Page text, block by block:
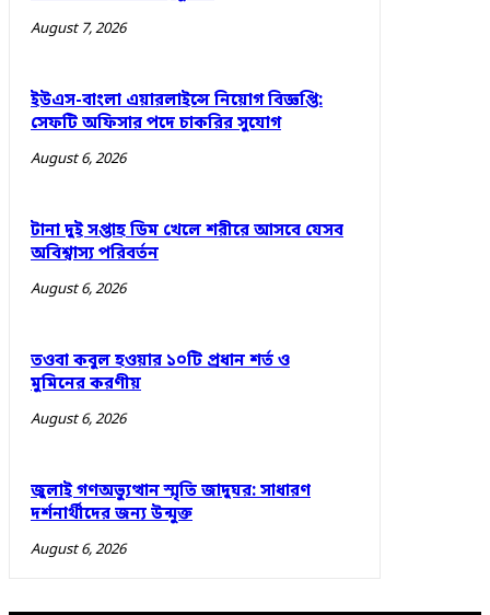
August 7, 2026
ইউএস-বাংলা এয়ারলাইন্সে নিয়োগ বিজ্ঞপ্তি:
সেফটি অফিসার পদে চাকরির সুযোগ
August 6, 2026
টানা দুই সপ্তাহ ডিম খেলে শরীরে আসবে যেসব
অবিশ্বাস্য পরিবর্তন
August 6, 2026
তওবা কবুল হওয়ার ১০টি প্রধান শর্ত ও
মুমিনের করণীয়
August 6, 2026
জুলাই গণঅভ্যুত্থান স্মৃতি জাদুঘর: সাধারণ
দর্শনার্থীদের জন্য উন্মুক্ত
August 6, 2026